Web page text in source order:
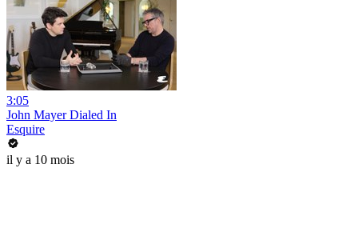
3:05
John Mayer Dialed In
Esquire
il y a 10 mois